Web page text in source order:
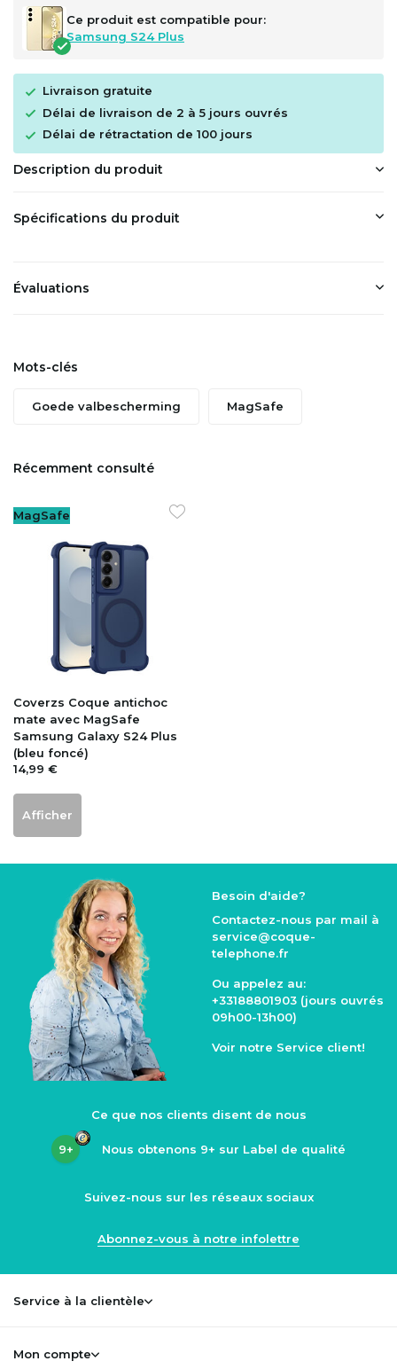
Ce produit est compatible pour:
Samsung S24 Plus
Livraison gratuite
Délai de livraison de 2 à 5 jours ouvrés
Délai de rétractation de 100 jours
Description du produit
Spécifications du produit
Évaluations
Mots-clés
Goede valbescherming MagSafe
Récemment consulté
MagSafe
Coverzs Coque antichoc
mate avec MagSafe
Samsung Galaxy S24 Plus
(bleu foncé)
14,99 €
Afficher
Besoin d'aide?
Contactez-nous par mail à
service@coque-
telephone.fr
Ou appelez au:
+33188801903 (jours ouvrés
09h00-13h00)
Voir notre Service client!
Ce que nos clients disent de nous
9+ Nous obtenons 9+ sur Label de qualité
Suivez-nous sur les réseaux sociaux
Abonnez-vous à notre infolettre
Service à la clientèle
Mon compte